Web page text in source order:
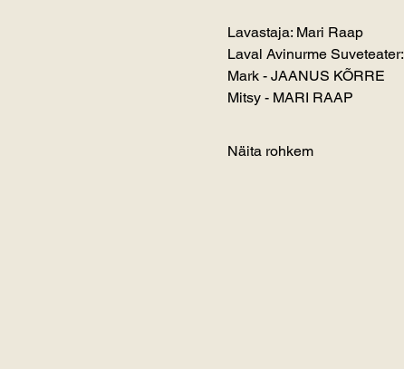
Lavastaja: Mari Raap
Laval Avinurme Suveteater:
Mark - JAANUS KÕRRE
Mitsy - MARI RAAP
Näita rohkem